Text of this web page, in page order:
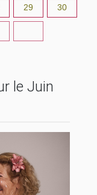
29 30
le Juin